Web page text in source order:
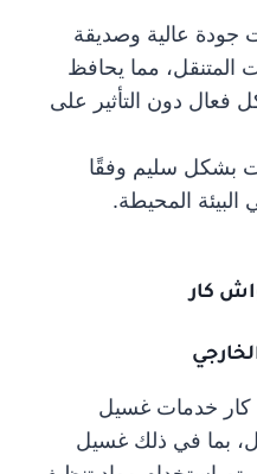
جودة عالية وصديقة
المتنقل، مما يحافظ
فعال دون التأثير على
بشكل سليم وفقًا
البيئة المحيطة.
كار
خدمات غسيل
بما في ذلك غسيل